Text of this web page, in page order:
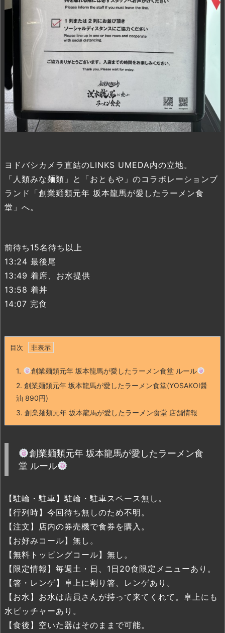
ヨドバシカメラ直結のLINKS UMEDA内の立地。
「人類みな麺類」と「おともや」のコラボレーションブ
ランド「創業麺類元年 坂本龍馬が愛したラーメン食
堂」へ。
前待ち15名待ち以上
13:24 最後尾
13:49 着席、お水提供
13:58 着丼
14:07 完食
目次
1.
創業麺類元年 坂本龍馬が愛したラーメン食堂 ルール
2. 創業麺類元年 坂本龍馬が愛したラーメン食堂(YOSAKOI醤
油 890円)
3. 創業麺類元年 坂本龍馬が愛したラーメン食堂 店舗情報
創業麺類元年 坂本龍馬が愛したラーメン食
堂 ルール
【駐輪・駐車】駐輪・駐車スペース無し。
【行列時】今回待ち無しのため不明。
【注文】店内の券売機で食券を購入。
【お好みコール】無し。
【無料トッピングコール】無し。
【限定情報】毎週土・日、1日20食限定メニューあり。
【箸・レンゲ】卓上に割り箸、レンゲあり。
【お水】お水は店員さんが持って来てくれて。卓上にも
水ピッチャーあり。
【食後】空いた器はそのままで可能。